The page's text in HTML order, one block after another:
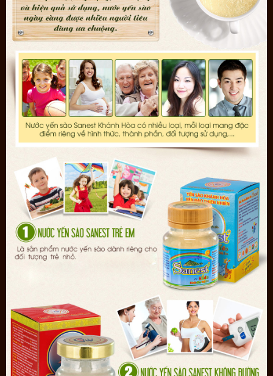
Tham khảo những sản phẩm nước yến của Công ty Yến sào Khánh Hòa
Công ty Yến sào Khánh Hòa tự hào là công ty đi đầu trong ngành
yến sào tại Việt Nam, trong suốt quá trình hình thành và phát triển
công ty đã đạt được rất nhiều giải thưởng trong và ngoài nước
như: thương hiệu nổi tiếng Asean 2011, sản phẩm chất lượng An